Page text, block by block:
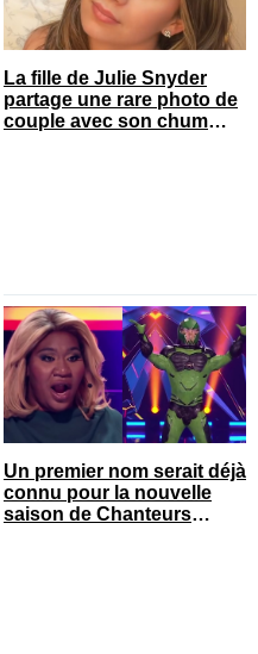
La fille de Julie Snyder
partage une rare photo de
couple avec son chum
Un premier nom serait déjà
connu pour la nouvelle
saison de Chanteurs